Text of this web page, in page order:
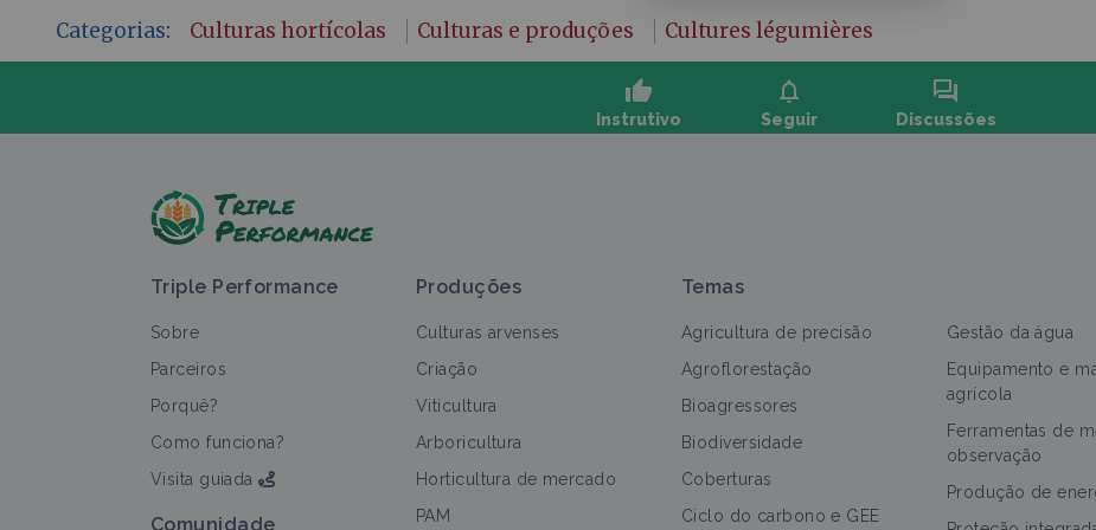
Categorias: Culturas hortícolas Culturas e produções Cultures légumières
thumb_up
Instrutivo
notifications
Seguir
forum
Discussões
Todos Portal temático Cultivo e produção >
Jardinagem de mercado
Portal temático
Triple Performance
Sobre
Parceiros
Porquê?
Como funciona?
Visita guiada
Comunidade
Produções
Culturas arvenses
Criação
Viticultura
Arboricultura
Horticultura de mercado
PAM
Temas
Agricultura de precisão
Agroflorestação
Bioagressores
Biodiversidade
Coberturas
Ciclo do carbono e GEE
Gestão da água
Equipamento e
agrícola
Ferramentas de
observação
Produção de